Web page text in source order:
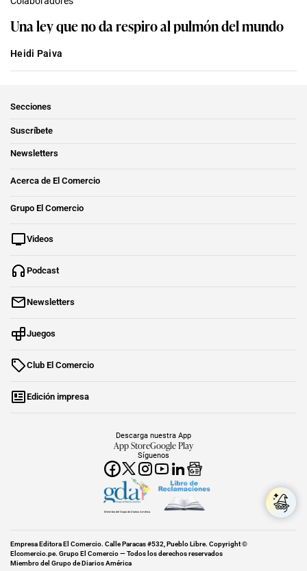
Una ley que no da respiro al pulmón del mundo
Heidi Paiva
Secciones
Suscríbete
Newsletters
Acerca de El Comercio
Grupo El Comercio
Videos
Podcast
Newsletters
Juegos
Club El Comercio
Edición impresa
Síguenos
Descarga nuestra App
App StoreGoogle Play
Miembro del Grupo de Diarios América
Empresa Editora El Comercio. Calle Paracas #532, Pueblo Libre. Copyright ©
Elcomercio.pe. Grupo El Comercio — Todos los derechos reservados
Miembro del Grupo de Diarios América